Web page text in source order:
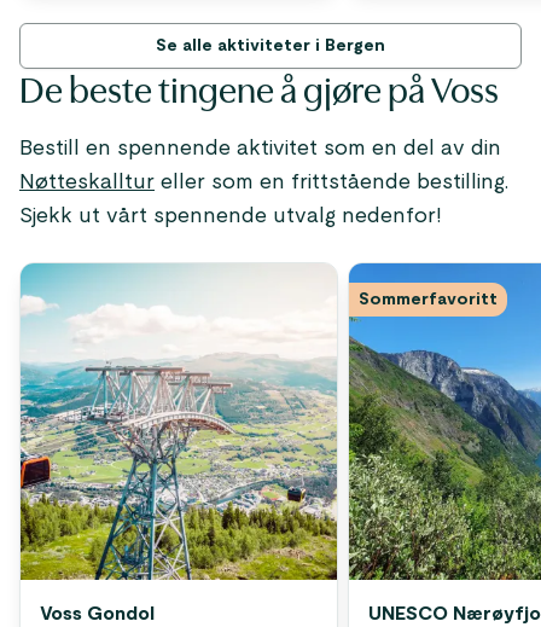
Se alle aktiviteter i Bergen
De beste tingene å gjøre på Voss
Bestill en spennende aktivitet som en del av din
Nøtteskalltur eller som en frittstående bestilling.
Sjekk ut vårt spennende utvalg nedenfor!
Voss Gondol
Sommerfavoritt
UNESCO